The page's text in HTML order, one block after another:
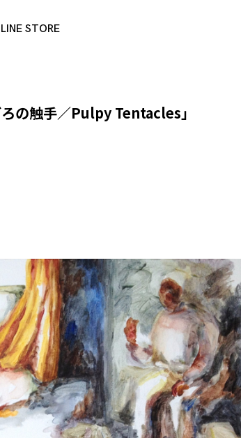
STORE
触手／Pulpy Tentacles」